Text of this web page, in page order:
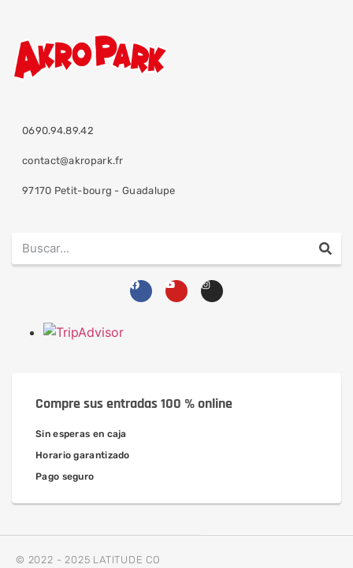
0690.94.89.42
contact@akropark.fr
97170 Petit-bourg - Guadalupe
Compre sus entradas 100 % online
Sin esperas en caja
Horario garantizado
Pago seguro
© 2022 - 2025 LATITUDE CO